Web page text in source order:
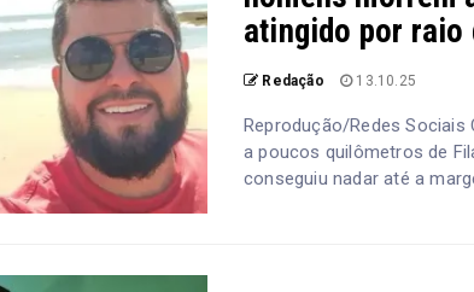
atingido por raio
Redação 13.10.25
Reprodução/Redes
a poucos quilômetros de
conseguiu nadar até a